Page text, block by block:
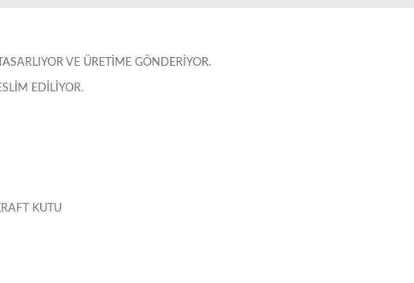
VE ÜRETIME GÖNDERIYOR.
EDILIYOR.
KUTU